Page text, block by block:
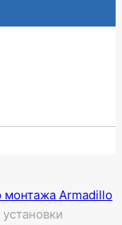
монтажа Armadillo